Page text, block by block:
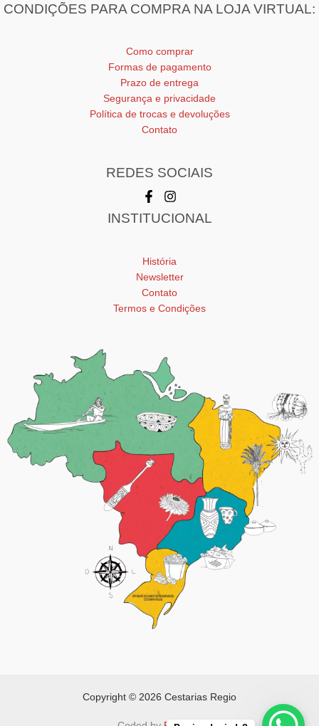
CONDIÇÕES PARA COMPRA NA LOJA VIRTUAL:
Como comprar
Formas de pagamento
Prazo de entrega
Segurança e privacidade
Política de trocas e devoluções
Contato
REDES SOCIAIS
INSTITUCIONAL
História
Newsletter
Contato
Termos e Condições
Copyright © 2026 Cestarias Regio